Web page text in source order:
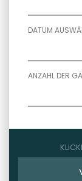
DATUM
ANZAHL DER